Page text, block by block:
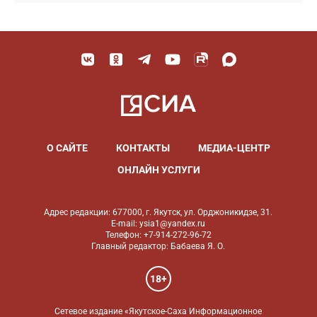
О САЙТЕ КОНТАКТЫ
МЕДИА-ЦЕНТР
ОНЛАЙН УСЛУГИ
Адрес редакции: 677000, г. Якутск, ул. Орджоникидзе, 31.
E-mail: ysia1@yandex.ru
Телефон: +7-914-272-96-72
Главный редактор: Бабаева Я. О.
18+
Сетевое издание «Якутское-Саха Информационное